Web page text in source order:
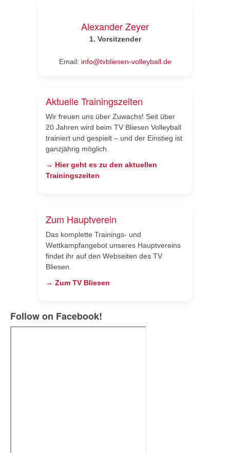
Alexander Zeyer
1. Vorsitzender
Email: info@tvbliesen-volleyball.de
Aktuelle Trainingszeiten
Wir freuen uns über Zuwachs! Seit über
20 Jahren wird beim TV Bliesen Volleyball
trainiert und gespielt – und der Einstieg ist
ganzjährig möglich.
→ Hier geht es zu den aktuellen
Trainingszeiten
Zum Hauptverein
Das komplette Trainings- und
Wettkampfangebot unseres Hauptvereins
findet ihr auf den Webseiten des TV
Bliesen.
→ Zum TV Bliesen
Follow on Facebook!